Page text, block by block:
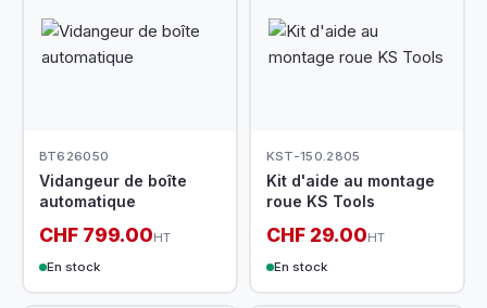
BT626050
Vidangeur de boîte
automatique
CHF 799.00HT
En stock
KST-150.2805
Kit d'aide au montage
roue KS Tools
CHF 29.00HT
En stock